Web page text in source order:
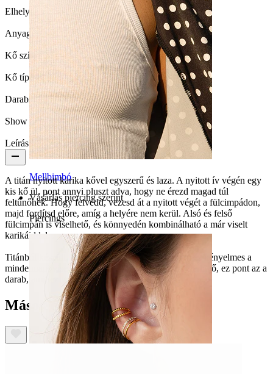
Mellbimbó
Vásárlás piercing szerint
Piercings
Elhelyezkedés: Fülcimpa
Anyag:
Kő színe: Átlátszó
Kő típusa: Köbös cirkónia
Darabszám:1
Show pair option: Igen
Leírás
A titán nyitott karika kővel egyszerű és laza. A nyitott ív végén egy
kis kő ül, pont annyi pluszt adva, hogy ne érezd magad túl
feltűnőnek. Hogy felvedd, vezesd át a nyitott végét a fülcimpádon,
majd fordítsd előre, amíg a helyére nem kerül. Alsó és felső
fülcimpán is viselhető, és könnyedén kombinálható a már viselt
karikáiddal.
Titánból készült, hipoallergén, vízálló, strapabíró és kényelmes a
mindennapi viselethez. Arany- és ezüstszínben elérhető, ez pont az a
darab, amihez gondolkodás nélkül nyúlsz.
Mások ezeket is megvásárolták